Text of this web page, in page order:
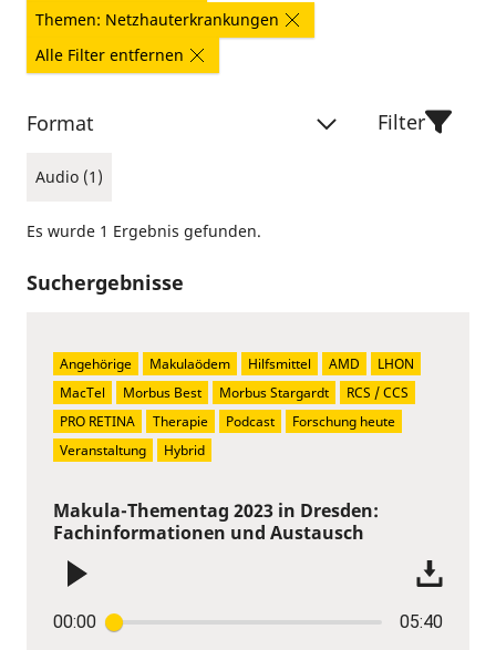
Themen: Netzhauterkrankungen
Alle Filter entfernen
Format
Audio (1)
Filter
Es wurde 1 Ergebnis gefunden.
Suchergebnisse
Makula-Thementag 2023 in Dresden:
Fachinformationen und Austausch
00:00 05:40
Angehörige Makulaödem Hilfsmittel AMD
LHON
MacTel
Morbus Best Morbus Stargardt
RCS / CCS
PRO RETINA
Therapie Podcast
Forschung heute
Veranstaltung
Hybrid